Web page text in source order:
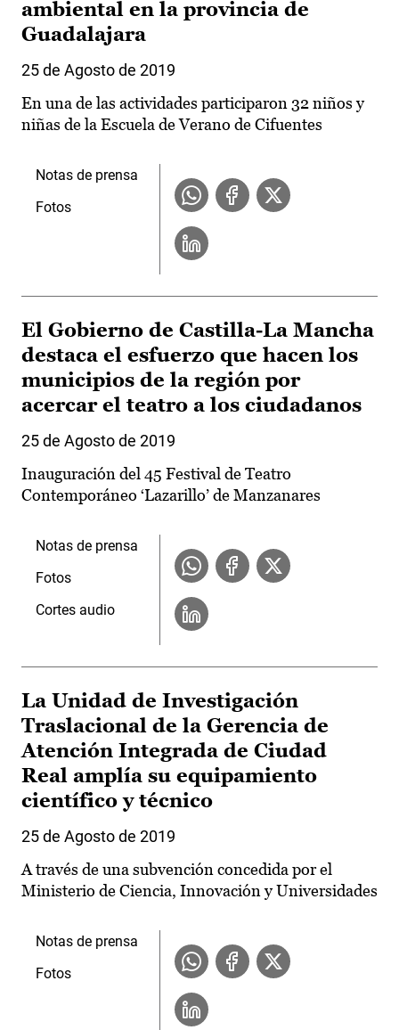
ambiental en la provincia de
Guadalajara
25 de Agosto de 2019
En una de las actividades participaron 32 niños y
niñas de la Escuela de Verano de Cifuentes
Notas de prensa
Fotos
El Gobierno de Castilla-La Mancha
destaca el esfuerzo que hacen los
municipios de la región por
acercar el teatro a los ciudadanos
25 de Agosto de 2019
Inauguración del 45 Festival de Teatro
Contemporáneo ‘Lazarillo’ de Manzanares
Notas de prensa
Fotos
Cortes audio
La Unidad de Investigación
Traslacional de la Gerencia de
Atención Integrada de Ciudad
Real amplía su equipamiento
científico y técnico
25 de Agosto de 2019
A través de una subvención concedida por el
Ministerio de Ciencia, Innovación y Universidades
Notas de prensa
Fotos